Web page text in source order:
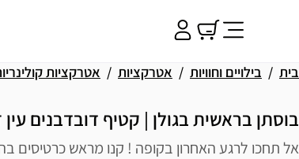
בית בילויים וחוויות אטרקציות אטרקציות
בוסתן בראשית בגולן | קטיף דובדבנים עין
אל תחכו לרגע האחרון בקופה ! קנו מראש כרטיסים